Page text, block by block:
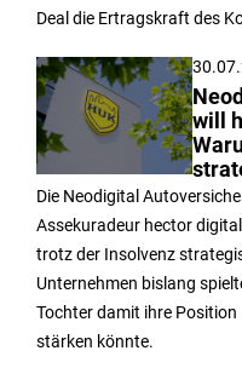
Deal die Ertragskraft des
will
Die Neodigital
Assekuradeur hector
trotz der Insolvenz
Unternehmen bislang
Tochter damit ihre
stärken könnte.